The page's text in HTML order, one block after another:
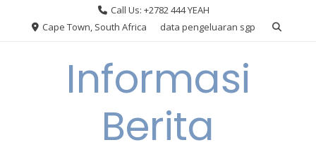
Call Us: +2782 444 YEAH
Cape Town, South Africa
data pengeluaran sgp
Informasi
Berita